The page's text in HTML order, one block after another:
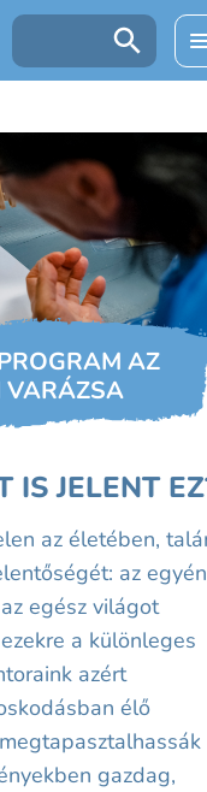
Keresés:
AZ
VARÁZSA
IS JELENT
az életében,
az
egész világot
a különleges
azért
élő
gazdag,